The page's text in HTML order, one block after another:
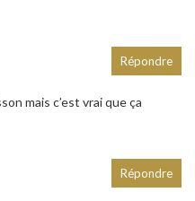
mais c’est vrai que ça
Répondre
Répondre